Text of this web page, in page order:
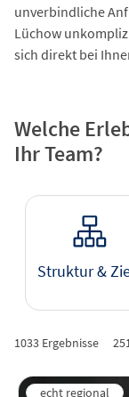
unverbindliche
Lüchow
sich direkt bei
Welche
Ihr Team?
Struktur &
1033 Ergebnisse